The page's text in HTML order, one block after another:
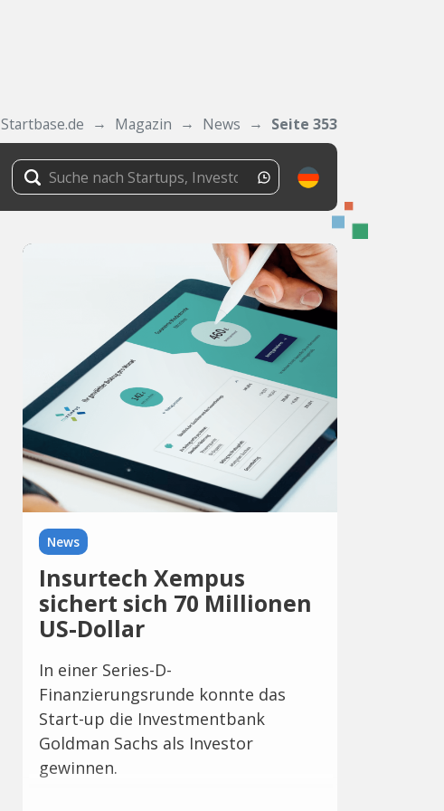
Startbase.de Magazin News Seite 353
News
Insurtech Xempus
sichert sich 70 Millionen
US-Dollar
In einer Series-D-
Finanzierungsrunde konnte das
Start-up die Investmentbank
Goldman Sachs als Investor
gewinnen.